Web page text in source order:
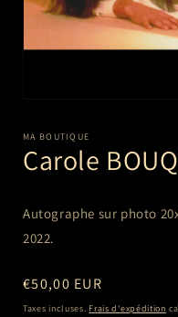
média
dans
une
MA BOUTIQUE
Carole
Autographe sur photo
2022.
Prix
habituel
€50,00 EUR
Taxes incluses. Frais d'expédition